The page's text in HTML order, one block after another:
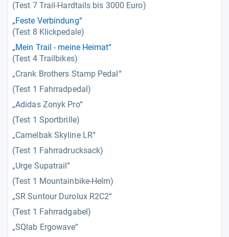
(Test 7 Trail-Hardtails bis 3000 Euro)
„Feste Verbindung“
(Test 8 Klickpedale)
„Mein Trail - meine Heimat“
(Test 4 Trailbikes)
„Crank Brothers Stamp Pedal“
(Test 1 Fahrradpedal)
„Adidas Zonyk Pro“
(Test 1 Sportbrille)
„Camelbak Skyline LR“
(Test 1 Fahrradrucksack)
„Urge Supatrail“
(Test 1 Mountainbike-Helm)
„SR Suntour Durolux R2C2“
(Test 1 Fahrradgabel)
„SQlab Ergowave“